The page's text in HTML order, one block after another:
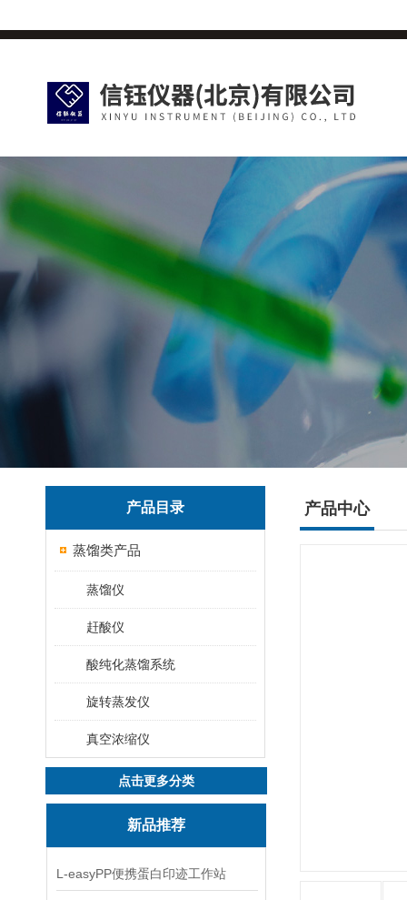
产品目录
蒸馏类产品
蒸馏仪
赶酸仪
酸纯化蒸馏系统
旋转蒸发仪
真空浓缩仪
点击更多分类
新品推荐
L-easyPP便携蛋白印迹工作站
产品中心